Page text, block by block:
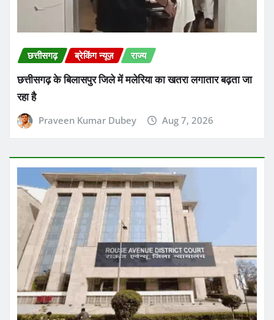
छत्तीसगढ़ ब्रेकिंग न्यूज़
छत्तीसगढ़ के बिलासपुर जिले में मलेरिया का खतरा लगातार बढ़ता जा
रहा है
Praveen Kumar Dubey Aug 7, 2026